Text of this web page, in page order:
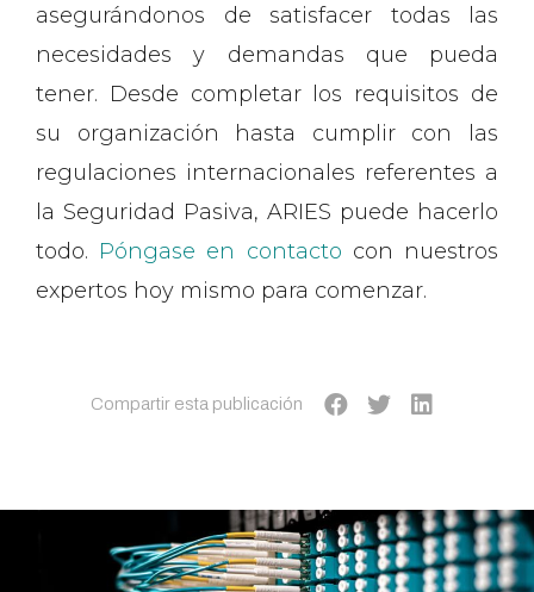
asegurándonos de satisfacer todas las
necesidades y demandas que pueda
tener. Desde completar los requisitos de
su organización hasta cumplir con las
regulaciones internacionales referentes a
la Seguridad Pasiva, ARIES puede hacerlo
todo. Póngase en contacto con nuestros
expertos hoy mismo para comenzar.
Compartir esta publicación